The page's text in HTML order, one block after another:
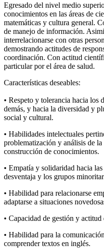
Egresado del nivel medio
conocimientos en las áreas de
matemáticas y cultura general.
de manejo de información.
interrelacionarse con otras
demostrando actitudes de
coordinación. Con actitud
particular por el área de salud.
Características deseables:
• Respeto y tolerancia hacia los
demás, y hacia la diversidad y
social y cultural.
• Habilidades intelectuales
problematización y análisis de
construcción de conocimientos.
• Empatía y solidaridad hacia
desventaja y los grupos
• Habilidad para relacionarse
adaptarse a situaciones
• Capacidad de gestión y actitud
• Habilidad para la
comprender textos en inglés.